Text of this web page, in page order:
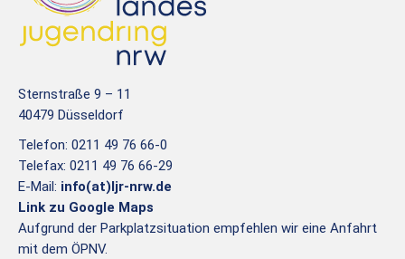
Sternstraße 9 – 11
40479 Düsseldorf
Telefon: 0211 49 76 66-0
Telefax: 0211 49 76 66-29
E-Mail: info(at)ljr-nrw.de
Link zu Google Maps
Aufgrund der Parkplatzsituation empfehlen wir eine Anfahrt
mit dem ÖPNV.